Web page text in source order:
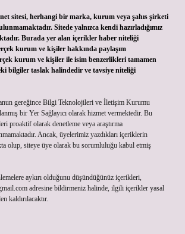
sitesi, herhangi bir marka, kurum veya şahıs şirketi
Sitede yalnızca kendi hazırladığımız
Burada yer alan içerikler haber niteliği
kurum ve kişiler hakkında paylaşım
kurum ve kişiler ile isim benzerlikleri tamamen
bilgiler taslak halindedir ve tavsiye niteliği
gereğince Bilgi Teknolojileri ve İletişim Kurumu
bir Yer Sağlayıcı olarak hizmet vermektedir. Bu
proaktif olarak denetleme veya araştırma
Ancak, üyelerimiz yazdıkları içeriklerin
olup, siteye üye olarak bu sorumluluğu kabul etmiş
aykırı olduğunu düşündüğünüz içerikleri,
adresine bildirmeniz halinde, ilgili içerikler yasal
kaldırılacaktır.